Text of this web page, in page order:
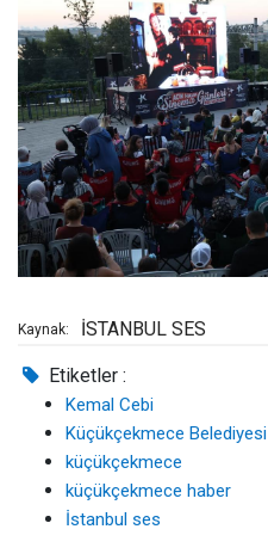
Kaynak: İSTANBUL SES
Etiketler :
Kemal Cebi
Küçükçekmece Belediyesi
küçükçekmece
küçükçekmece haber
İstanbul ses